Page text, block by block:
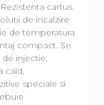
cartus
de incalzire
de temperatura
compact. Se
injectie,
cald,
speciale si